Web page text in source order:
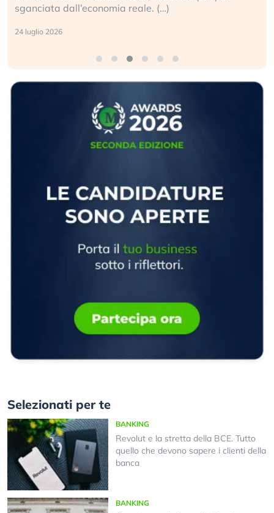
sganciata dall’economia reale. (…)
24 luglio 2026
Selezionati per te
BANKING
Revolut e la stretta della BCE. Tutto
quello che devono sapere i clienti della
banca
BANKING